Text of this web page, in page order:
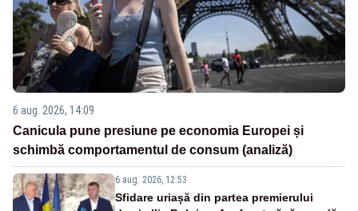
6 aug. 2026, 14:09
Canicula pune presiune pe economia Europei și
schimbă comportamentul de consum (analiză)
6 aug. 2026, 12:53
Sfidare uriașă din partea premierului